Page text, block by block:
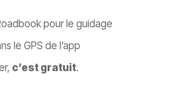
pour le guidage
le GPS de l’app
c’est gratuit.